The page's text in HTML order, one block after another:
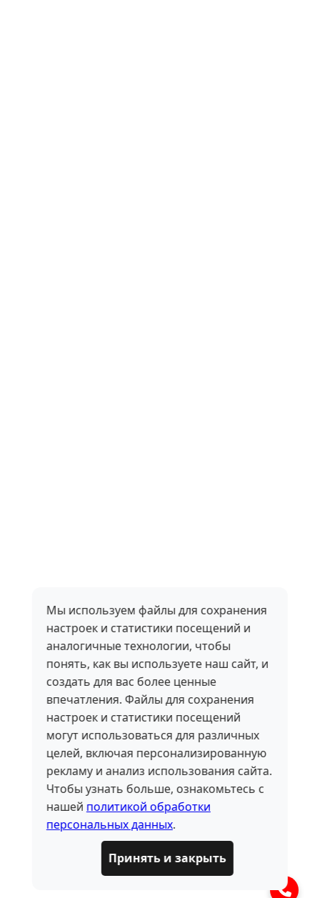
Мы используем файлы для сохранения
настроек и статистики посещений и
аналогичные технологии, чтобы
понять, как вы используете наш сайт, и
создать для вас более ценные
впечатления. Файлы для сохранения
настроек и статистики посещений
могут использоваться для различных
целей, включая персонализированную
рекламу и анализ использования сайта.
Чтобы узнать больше, ознакомьтесь с
нашей политикой обработки
персональных данных.
Принять и закрыть